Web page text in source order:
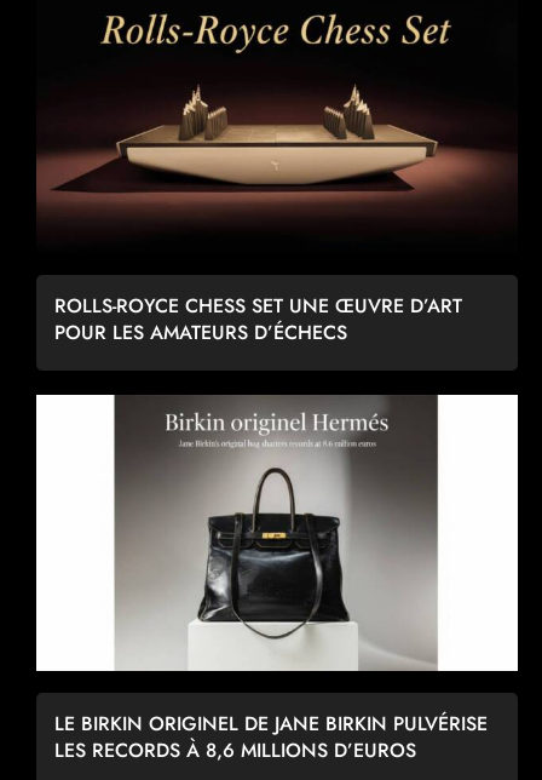
ROLLS-ROYCE CHESS SET UNE ŒUVRE D’ART
POUR LES AMATEURS D’ÉCHECS
LE BIRKIN ORIGINEL DE JANE BIRKIN PULVÉRISE
LES RECORDS À 8,6 MILLIONS D’EUROS